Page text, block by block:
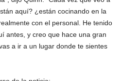
aquí? ¿están cocinando en la
con el personal. He tenido
antes, y creo que hace una gran
a ir a un lugar donde te sientes